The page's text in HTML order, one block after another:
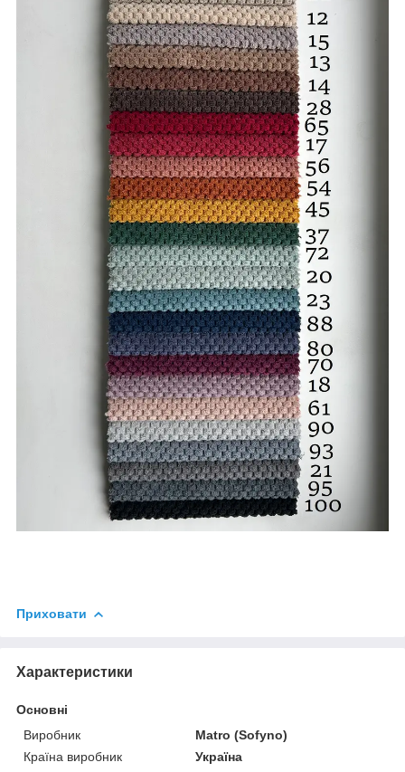
Приховати
Характеристики
Основні
Виробник
Matro (Sofyno)
Країна виробник
Україна